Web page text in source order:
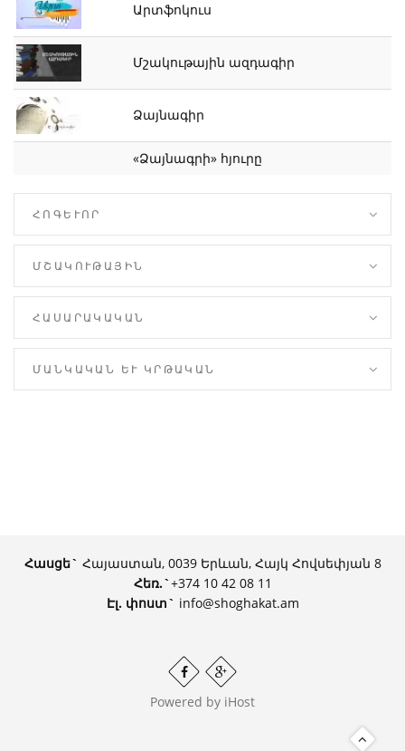
Արտֆոկուս
Մշակութային ազդագիր
Ձայնագիր
«Ձայնագրի» հյուրը
ՀՈԳԵՒՈՐ
ՄՇԱԿՈՒԹԱՅԻՆ
ՀԱՍԱՐԱԿԱԿԱՆ
ՄԱՆԿԱԿԱՆ ԵՒ ԿՐԹԱԿԱՆ
Հասցե` Հայաստան, 0039 Երևան, Հայկ Հովսեփյան 8
Հեռ.`+374 10 42 08 11
Էլ. փոստ` info@shoghakat.am
Powered by iHost